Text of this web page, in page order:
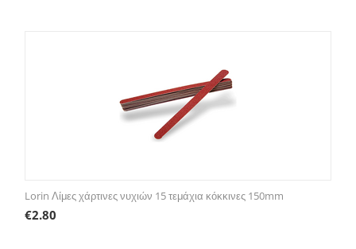
Lorin Λίμες χάρτινες νυχιών 15 τεμάχια κόκκινες 150mm
€2.80